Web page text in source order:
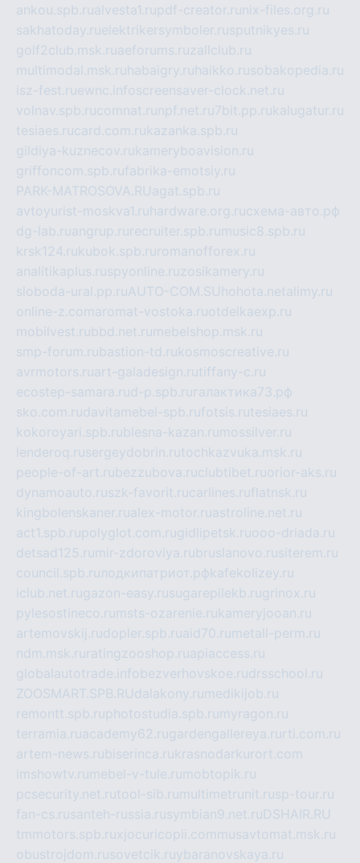
ankou.spb.rualvesta1.rupdf-creator.ru nix-files.org.ru
sakhatoday.ruelektrikersymboler.rusputnikyes.ru
golf2club.msk.ruaeforums.ruzallclub.ru
multimodal.msk.ru habaigry.ru haikko.rusobakopedia.ru
isz-fest.ruewnc.infoscreensaver-clock.net.ru
volnav.spb.rucomnat.ru npf.net.ru 7bit.pp.rukalugatur.ru
tesiaes.rucard.com.rukazanka.spb.ru
gildiya-kuznecov.rukameryboavision.ru
griffoncom.spb.rufabrika-emotsiy.ru
PARK-MATROSOVA.RUagat.spb.ru
avtoyurist-moskva1.ru hardware.org.ruсхема-авто.рф
dg-lab.ruangrup.ru recruiter.spb.ru music8.spb.ru
krsk124.rukubok.spb.ru romanofforex.ru
analitikaplus.ruspyonline.ruzosikamery.ru
sloboda-ural.pp.ruAUTO-COM.SU hohota.net alimy.ru
online-z.comaromat-vostoka.ruotdelkaexp.ru
mobilvest.rubbd.net.ru mebelshop.msk.ru
smp-forum.rubastion-td.rukosmoscreative.ru
avrmotors.ruart-galadesign.rutiffany-c.ru
ecostep-samara.rud-p.spb.ru галактика73.рф
sko.com.rudavitamebel-spb.rufotsis.rutesiaes.ru
kokoroyari.spb.rublesna-kazan.ru mossilver.ru
lenderoq.rusergeydobrin.rutochkazvuka.msk.ru
people-of-art.rubezzubova.ruclubtibet.ruorior-aks.ru
dynamoauto.ruszk-favorit.rucarlines.ruflatnsk.ru
kingbolenskaner.rualex-motor.ruastroline.net.ru
act1.spb.rupolyglot.com.rugidlipetsk.ruooo-driada.ru
detsad125.ru mir-zdoroviya.rubruslanovo.rusiterem.ru
council.spb.ruлодкипатриот.рфkafekolizey.ru
iclub.net.rugazon-easy.rusugarepilekb.rugrinox.ru
pylesostineco.ru msts-ozarenie.rukameryjooan.ru
artemovskij.rudopler.spb.ruaid70.ru metall-perm.ru
ndm.msk.ru ratingzooshop.ruapiaccess.ru
globalautotrade.info bezverhovskoe.rudrsschool.ru
ZOOSMART.SPB.RUdalakony.ru medikijob.ru
remontt.spb.ruphotostudia.spb.ru myragon.ru
terramia.ruacademy62.rugardengallereya.ru rti.com.ru
artem-news.rubiserinca.rukrasnodarkurort.com
imshowtv.ru mebel-v-tule.ru mobtopik.ru
pcsecurity.net.rutool-sib.ru multimetrunit.rusp-tour.ru
fan-cs.rusanteh-russia.rusymbian9.net.ruDSHAIR.RU
tmmotors.spb.ruxjocuricopii.com musavtomat.msk.ru
obustrojdom.rusovetcik.ruybaranovskaya.ru